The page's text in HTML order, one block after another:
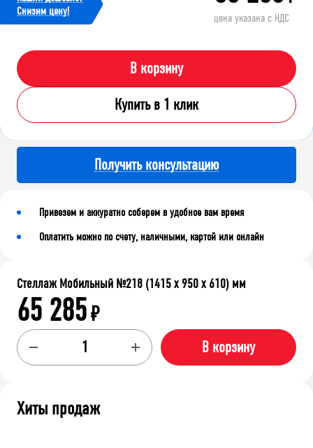
Cнизим цену!
цена указана с НДС
В корзину
Купить в 1 клик
Получить консультацию
Привезем и аккуратно соберем в удобное вам время
Оплатить можно по счету, наличными, картой или онлайн
Стеллаж Мобильный №218 (1415 х 950 х 610) мм
65 285₽
В корзину
Хиты продаж